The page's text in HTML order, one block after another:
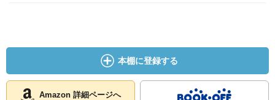
本棚に登録する
Amazon 詳細ページへ